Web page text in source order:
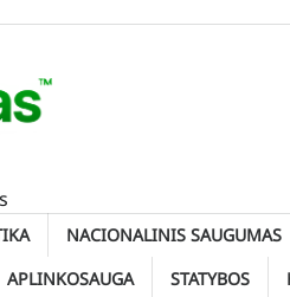
NACIONALINIS SAUGUMAS
APLINKOSAUGA STATYBOS